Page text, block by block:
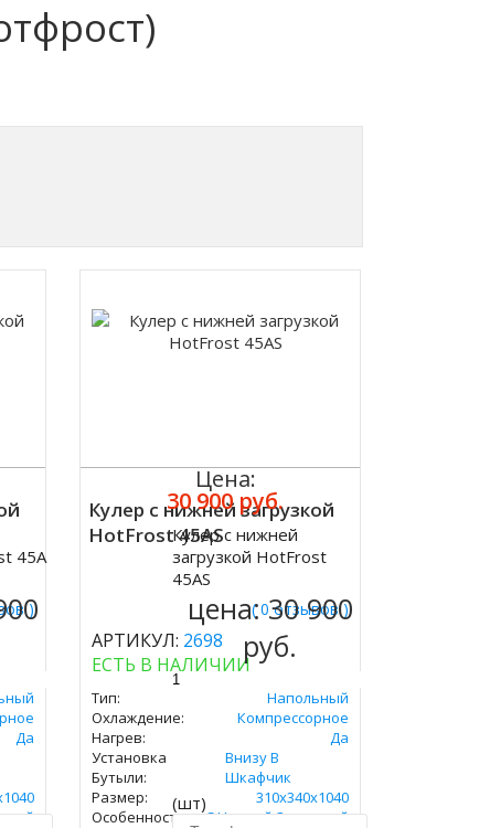
)
Да
45A
Кулер с нижней загрузкой
HotFrost 45AS
( 0 отзывов )
АРТИКУЛ: 2698
ЕСТЬ В НАЛИЧИИ
Тип:
Напольный
Охлаждение:
Компрессорное
Нагрев:
Да
Установка
Бутыли:
Внизу В
Шкафчик
Размер:
310х340х1040
Особенность:
С Нижней Загрузкой
Цена:
30 900 руб.
Купить
Кулер с нижней
загрузкой HotFrost
45AS
цена:30 900
руб.
(шт)